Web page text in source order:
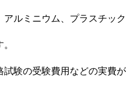
アルミニウム、プラスチッ
験の受験費用などの実費が